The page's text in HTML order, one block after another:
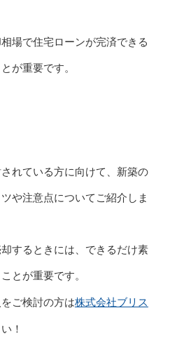
場で住宅ローンが完済できる
が重要です。
れている方に向けて、新築の
や注意点についてご紹介しま
するときには、できるだけ素
とが重要です。
ご検討の方は株式会社ブリス
！